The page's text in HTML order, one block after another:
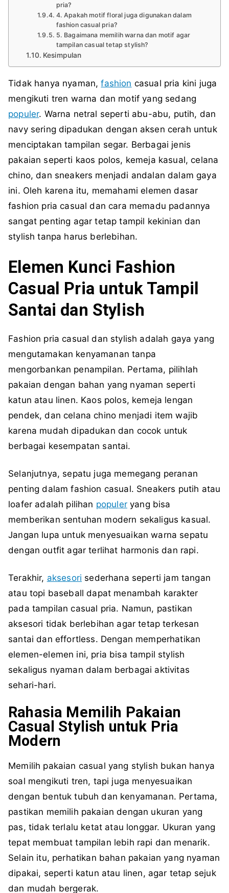
pria?
4. Apakah motif floral juga digunakan dalam
fashion casual pria?
5. Bagaimana memilih warna dan motif agar
tampilan casual tetap stylish?
Kesimpulan
Tidak hanya nyaman,fashion casual pria kini juga
mengikuti tren warna dan motif yang sedang
populer. Warna netral seperti abu-abu, putih, dan
navy sering dipadukan dengan aksen cerah untuk
menciptakan tampilan segar. Berbagai jenis
pakaian seperti kaos polos, kemeja kasual, celana
chino, dan sneakers menjadi andalan dalam gaya
ini. Oleh karena itu, memahami elemen dasar
fashion pria casual dan cara memadu padannya
sangat penting agar tetap tampil kekinian dan
stylish tanpa harus berlebihan.
Elemen Kunci Fashion
Casual Pria untuk Tampil
Santai dan Stylish
Fashion pria casual dan stylish adalah gaya yang
mengutamakan kenyamanan tanpa
mengorbankan penampilan. Pertama, pilihlah
pakaian dengan bahan yang nyaman seperti
katun atau linen. Kaos polos, kemeja lengan
pendek, dan celana chino menjadi item wajib
karena mudah dipadukan dan cocok untuk
berbagai kesempatan santai.
Selanjutnya, sepatu juga memegang peranan
penting dalam fashion casual. Sneakers putih atau
loafer adalah pilihan populeryang bisa
memberikan sentuhan modern sekaligus kasual.
Jangan lupa untuk menyesuaikan warna sepatu
dengan outfit agar terlihat harmonis dan rapi.
Terakhir, aksesori sederhana seperti jam tangan
atau topi baseball dapat menambah karakter
pada tampilan casual pria. Namun, pastikan
aksesori tidak berlebihan agar tetap terkesan
santai dan effortless. Dengan memperhatikan
elemen-elemen ini, pria bisa tampil stylish
sekaligus nyaman dalam berbagai aktivitas
sehari-hari.
Rahasia Memilih Pakaian
Casual Stylish untuk Pria
Modern
Memilih pakaian casual yang stylish bukan hanya
soal mengikuti tren, tapi juga menyesuaikan
dengan bentuk tubuh dan kenyamanan. Pertama,
pastikan memilih pakaian dengan ukuran yang
pas, tidak terlalu ketat atau longgar. Ukuran yang
tepat membuat tampilan lebih rapi dan menarik.
Selain itu, perhatikan bahan pakaian yang nyaman
dipakai, seperti katun atau linen, agar tetap sejuk
dan mudah bergerak.